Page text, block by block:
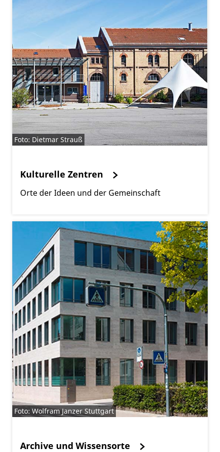
Foto: Dietmar Strauß
Kulturelle Zentren
Orte der Ideen und der Gemeinschaft
Foto: Wolfram Janzer Stuttgart
Archive und Wissensorte